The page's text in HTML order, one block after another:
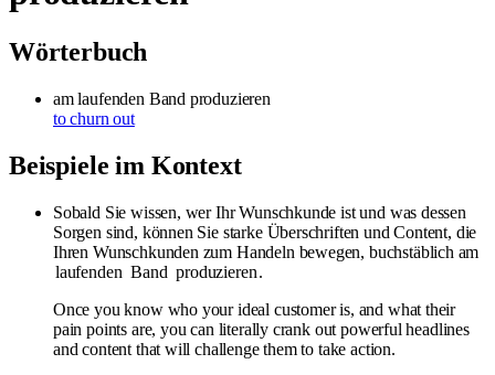
Wörterbuch
am laufenden Band produzieren
to churn out
Beispiele im Kontext
Sobald Sie wissen, wer Ihr Wunschkunde ist und was dessen
Sorgen sind, können Sie starke Überschriften und Content, die
Ihren Wunschkunden zum Handeln bewegen, buchstäblich am
laufenden Band produzieren.
Once you know who your ideal customer is, and what their
pain points are, you can literally crank out powerful headlines
and content that will challenge them to take action.